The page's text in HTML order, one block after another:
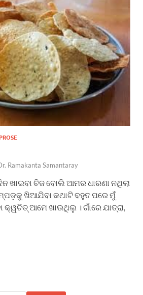
Ramakanta Samantaray
ଖାଇବା ଚିଜ ବୋଲି ଆମର ଧାରଣା ନଥିଲା
ଖିଆଯିବା କଥାଟି ବହୁତ ପରେ ମୁଁ
କ୍ୱଚିତ୍ ଆମେ ଖାଉଥିଲୁ । ଗାଁରେ ଯାତ୍ରା,